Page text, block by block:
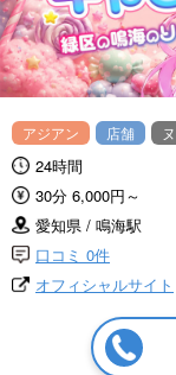
アジアン 店舗
24時間
30分 6,000円～
愛知県 / 鳴海駅
口コミ 0件
オフィシャルサイト